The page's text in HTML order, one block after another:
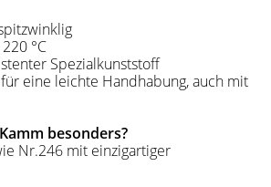
°C
Spezialkunststoff
eine leichte Handhabung, auch mit
besonders?
Nr.246 mit einzigartiger